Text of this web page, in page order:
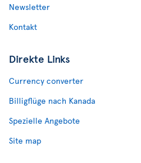
Newsletter
Kontakt
Direkte Links
Currency converter
Billigflüge nach Kanada
Spezielle Angebote
Site map